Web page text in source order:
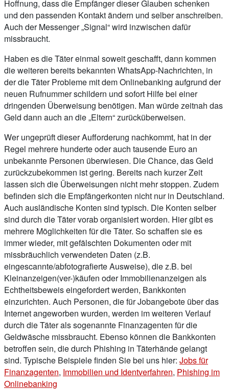
Hoffnung, dass die Empfänger dieser Glauben schenken
und den passenden Kontakt ändern und selber anschreiben.
Auch der Messenger „Signal“ wird inzwischen dafür
missbraucht.
Haben es die Täter einmal soweit geschafft, dann kommen
die weiteren bereits bekannten WhatsApp-Nachrichten, in
der die Täter Probleme mit dem Onlinebanking aufgrund der
neuen Rufnummer schildern und sofort Hilfe bei einer
dringenden Überweisung benötigen. Man würde zeitnah das
Geld dann auch an die „Eltern“ zurücküberweisen.
Wer ungeprüft dieser Aufforderung nachkommt, hat in der
Regel mehrere hunderte oder auch tausende Euro an
unbekannte Personen überwiesen. Die Chance, das Geld
zurückzubekommen ist gering. Bereits nach kurzer Zeit
lassen sich die Überweisungen nicht mehr stoppen. Zudem
befinden sich die Empfängerkonten nicht nur in Deutschland.
Auch ausländische Konten sind typisch. Die Konten selber
sind durch die Täter vorab organisiert worden. Hier gibt es
mehrere Möglichkeiten für die Täter. So schaffen sie es
immer wieder, mit gefälschten Dokumenten oder mit
missbräuchlich verwendeten Daten (z.B.
eingescannte/abfotografierte Ausweise), die z.B. bei
Kleinanzeigen(ver-)käufen oder Immobilienanzeigen als
Echtheitsbeweis eingefordert werden, Bankkonten
einzurichten. Auch Personen, die für Jobangebote über das
Internet angeworben wurden, werden im weiteren Verlauf
durch die Täter als sogenannte Finanzagenten für die
Geldwäsche missbraucht. Ebenso können die Bankkonten
betroffen sein, die durch Phishing in Täterhände gelangt
sind. Typische Beispiele finden Sie bei uns hier: Jobs für
Finanzagenten, Immobilien und Identverfahren, Phishing im
Onlinebanking